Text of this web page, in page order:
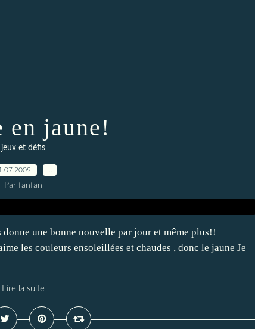
en jaune!
jeux et défis
Par fanfan
une bonne nouvelle par jour et même plus!!
les couleurs ensoleillées et chaudes , donc le jaune Je
Lire la suite